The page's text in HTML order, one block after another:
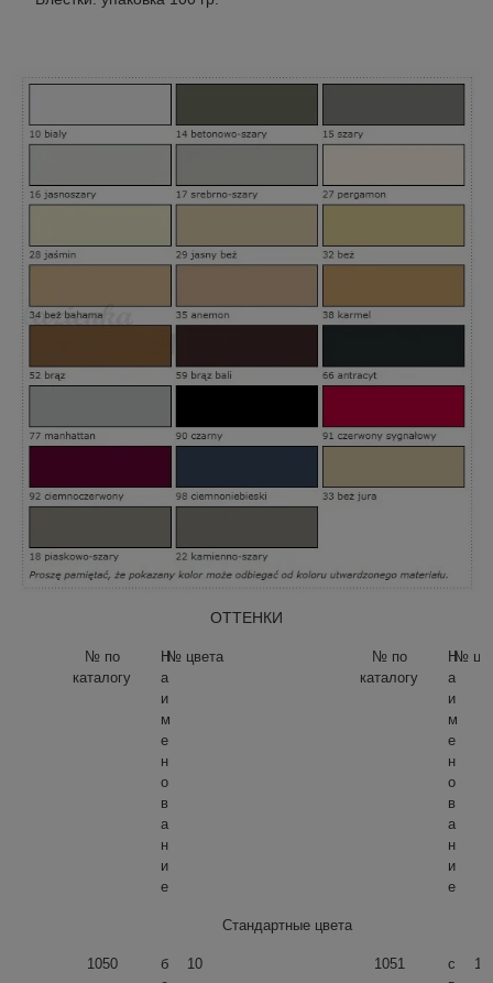
ОТТЕНКИ
№ по
каталогу
Н
а
и
м
е
н
о
в
а
н
и
е
№ цвета
№ по
каталогу
Н
а
и
м
е
н
о
в
а
н
и
е
№
Стандартные цвета
1050
б
10 1051
с
16